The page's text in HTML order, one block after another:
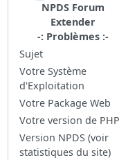
NPDS Forum
Extender
-: Problèmes :-
Sujet
Votre Système
d'Exploitation
Votre Package Web
Votre version de PHP
Version NPDS (voir
statistiques du site)